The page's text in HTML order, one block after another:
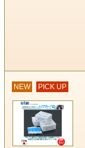
NEW PICK UP